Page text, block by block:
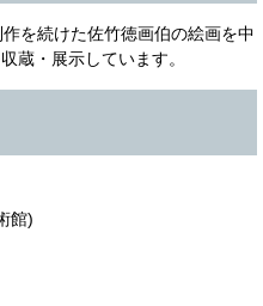
を続けた佐竹徳画伯の絵画を中
蔵・展示しています。
館